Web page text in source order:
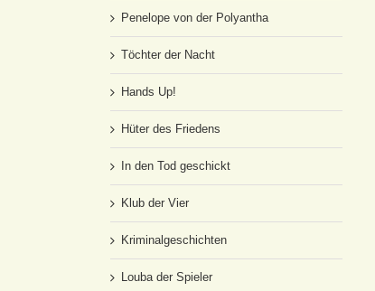
Penelope von der Polyantha
Töchter der Nacht
Hands Up!
Hüter des Friedens
In den Tod geschickt
Klub der Vier
Kriminalgeschichten
Louba der Spieler